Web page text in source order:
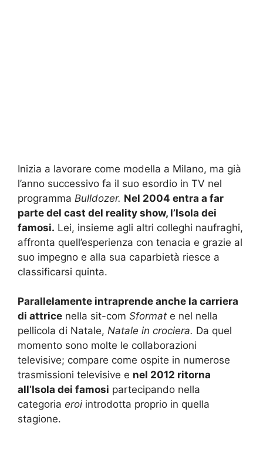
Inizia a lavorare come modella a Milano, ma già
l’anno successivo fa il suo esordio in TV nel
programma Bulldozer. Nel 2004 entra a far
parte del cast del reality show, l’Isola dei
famosi. Lei, insieme agli altri colleghi naufraghi,
affronta quell’esperienza con tenacia e grazie al
suo impegno e alla sua caparbietà riesce a
classificarsi quinta.
Parallelamente intraprende anche la carriera
di attrice nella sit-com Sformat e nel nella
pellicola di Natale, Natale in crociera. Da quel
momento sono molte le collaborazioni
televisive; compare come ospite in numerose
trasmissioni televisive e nel 2012 ritorna
all’Isola dei famosi partecipando nella
categoria eroi introdotta proprio in quella
stagione.